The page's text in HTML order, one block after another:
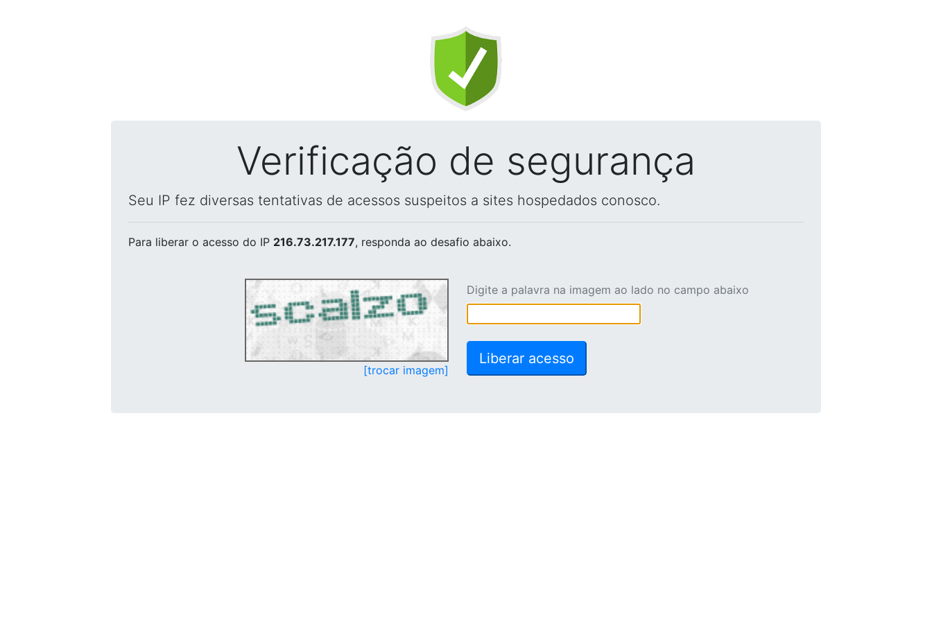
Verificação de segurança
Seu IP fez diversas tentativas de acessos suspeitos a sites hospedados conosco.
Para liberar o acesso do IP 216.73.217.177, responda ao desafio abaixo.
[trocar imagem]
Digite a palavra na imagem ao lado no campo abaixo